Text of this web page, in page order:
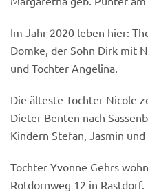
Im Jahr 2020 leben hier:
Domke, der Sohn Dirk mit
und Tochter Angelina.
Die älteste Tochter Nicole
Dieter Benten nach
Kindern Stefan, Jasmin und
Tochter Yvonne Gehrs
Rotdornweg 12 in Rastdorf.